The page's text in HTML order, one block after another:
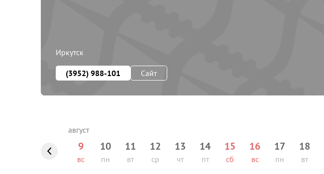
Иркутск
(3952) 988-101 Сайт
9
вс
10
пн
11
вт
12
ср
13
чт
14
пт
15
сб
16
вс
17
пн
18
вт